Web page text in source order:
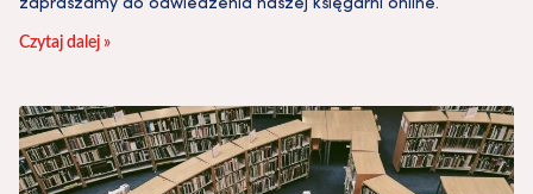
zapraszamy do odwiedzenia naszej księgarni online.
Czytaj dalej »